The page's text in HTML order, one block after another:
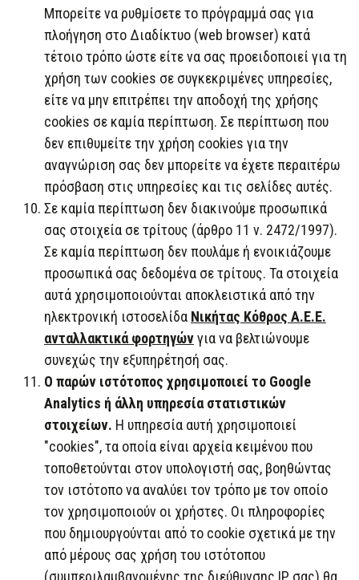
Μπορείτε να ρυθμίσετε το πρόγραμμά σας για
πλοήγηση στο Διαδίκτυο (web browser) κατά
τέτοιο τρόπο ώστε είτε να σας προειδοποιεί για τη
χρήση των cookies σε συγκεκριμένες υπηρεσίες,
είτε να μην επιτρέπει την αποδοχή της χρήσης
cookies σε καμία περίπτωση. Σε περίπτωση που
δεν επιθυμείτε την χρήση cookies για την
αναγνώριση σας δεν μπορείτε να έχετε περαιτέρω
πρόσβαση στις υπηρεσίες και τις σελίδες αυτές.
Σε καμία περίπτωση δεν διακινούμε προσωπικά
σας στοιχεία σε τρίτους (άρθρο 11 ν. 2472/1997).
Σε καμία περίπτωση δεν πουλάμε ή ενοικιάζουμε
προσωπικά σας δεδομένα σε τρίτους. Τα στοιχεία
αυτά χρησιμοποιούνται αποκλειστικά από την
ηλεκτρονική ιστοσελίδα Νικήτας Κόθρος Α.Ε.Ε.
ανταλλακτικά φορτηγώνγια να βελτιώνουμε
συνεχώς την εξυπηρέτησή σας.
Ο παρών ιστότοπος χρησιμοποιεί το Google
Analytics ή άλλη υπηρεσία στατιστικών
στοιχείων. Η υπηρεσία αυτή χρησιμοποιεί
"cookies", τα οποία είναι αρχεία κειμένου που
τοποθετούνται στον υπολογιστή σας, βοηθώντας
τον ιστότοπο να αναλύει τον τρόπο με τον οποίο
τον χρησιμοποιούν οι χρήστες. Οι πληροφορίες
που δημιουργούνται από το cookie σχετικά με την
από μέρους σας χρήση του ιστότοπου
(συμπεριλαμβανομένης της διεύθυνσης IP σας) θα